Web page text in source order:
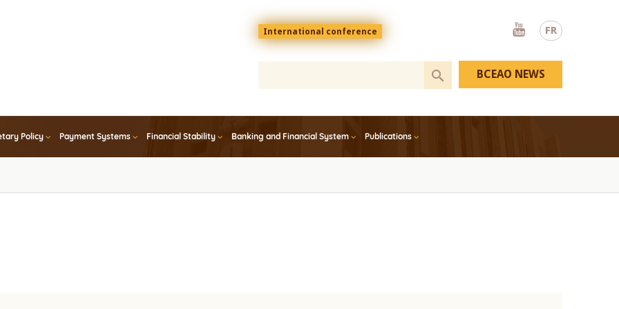
FR
Menu
top
En
International conference
Youtube
Policy Payment Systems Financial Stability Banking and Financial System Publications
BCEAO NEWS